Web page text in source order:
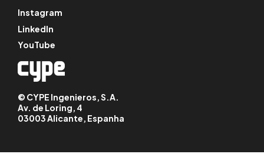
Instagram
LinkedIn
YouTube
© CYPE Ingenieros, S.A.
Av. de Loring, 4
03003 Alicante, Espanha